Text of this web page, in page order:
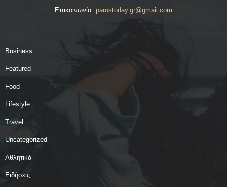
Επικοινωνία: parostoday.gr@gmail.com
Business
Featured
Food
Lifestyle
Travel
Uncategorized
Αθλητικά
Ειδήσεις